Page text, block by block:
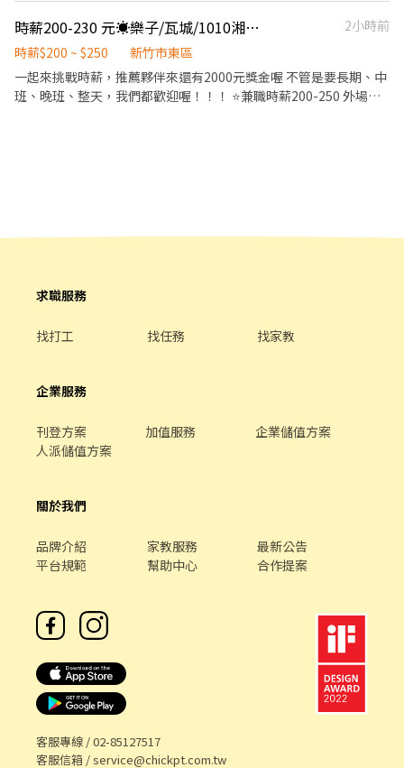
1330 & 1730-0000 ▶實際排班補充：(實際排班依區經理安排為主)
上午 : 7:00-8:30之間到班 , 2-5小時 晚上 : 17:30-18:30之間到班 , 2-
市安排為主。 • 跑點範圍：工作型態為每日跑點約3–10家門市，跑
點距離約16km內。 (需有交通工具) ✅六日兩天都要能配合排班喔
服務員 時薪:230-250 【工作內容】 1、為顧客提供良好的接待與訂
位服務。 2、積極聆聽顧客並瞭解他們的需求，並提供即時的解答
與幫助。 3、專業介紹餐點，同時善於銷售。 ❤每週彈性排班制，
同享有薪年假。 ❤上班當日供應餐點及飲料。 ❤國定假日雙薪，有
時薪200-230 元☀️樂子/瓦城/1010湘（新竹東區）☀️⭐️
2小時前
時薪$200 ~ $250
新竹市東區
一起來挑戰時薪，推薦夥伴來還有2000元獎金喔 不管是要長期、中
班、晚班、整天，我們都歡迎喔！！！ ⭐️兼職時薪200-250 外場兼
伴禮券，來店吃飯更有優惠，上班更真心為你創造自我價值。 ❤️每
季提報『優秀同仁』為自己得到夥伴禮券，來店吃飯更有優惠，上
求職服務
找打工 找任務 找家教
企業服務
刊登方案 加值服務
企業儲值方案
人派儲值方案
關於我們
品牌介紹 家教服務
最新公告
平台規範
幫助中心 合作提案
客服專線 /02-85127517
客服信箱 /service@chickpt.com.tw